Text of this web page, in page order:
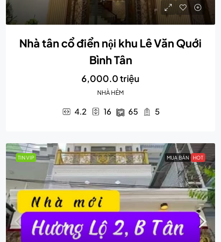
Nhà tân cổ điển nội khu Lê Văn Quới
Bình Tân
6,000.0 triệu
NHÀ HẺM
4.2 16 65 5
TIN VIP MUA BÁN HOT